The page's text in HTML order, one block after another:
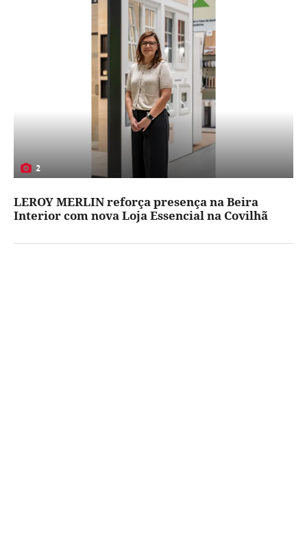
2
LEROY MERLIN reforça presença na Beira
Interior com nova Loja Essencial na Covilhã